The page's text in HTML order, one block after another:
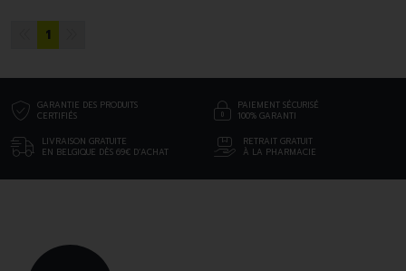
1
GARANTIE DES PRODUITS
CERTIFIÉS
PAIEMENT SÉCURISÉ
100% GARANTI
LIVRAISON GRATUITE
EN BELGIQUE DÈS 69€ D’ACHAT
RETRAIT GRATUIT
À LA PHARMACIE